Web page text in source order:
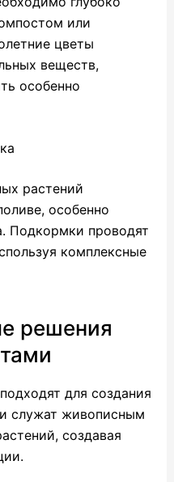
или
цветы
веществ,
особенно
растений
особенно
Подкормки проводят
комплексные
решения
для создания
служат живописным
создавая